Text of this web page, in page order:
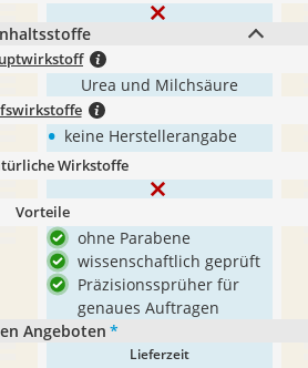
Urea und Milchsäure
• keine Herstellerangabe
Wirkstoffe
Vorteile
ohne Parabene
wissenschaftlich geprüft
Präzisionssprüher für
genaues Auftragen
Angeboten *
Lieferzeit